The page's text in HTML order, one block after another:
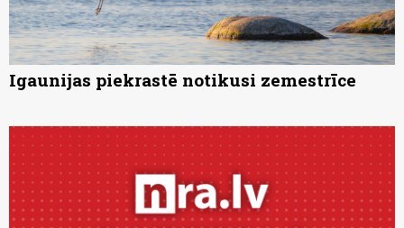
Igaunijas piekrastē notikusi zemestrīce